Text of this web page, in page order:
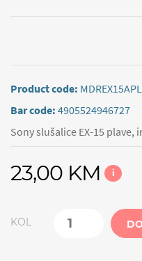
Product code:
Bar code: 4905524946727
Sony slušalice EX-15
23,00 KM i
KOL